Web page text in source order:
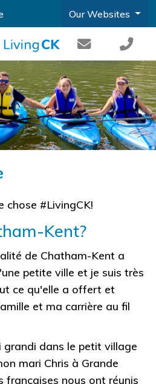
Our Websites
chose #LivingCK!
Kent?
de Chatham-Kent a
petite ville et je suis très
ce qu'elle a offert et
et ma carrière au fil
grandi dans le petit village
mari Chris à Grande
françaises nous ont réunis